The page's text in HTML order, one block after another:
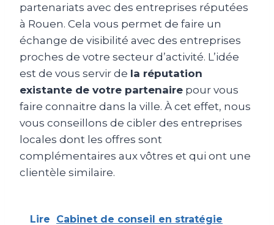
partenariats avec des entreprises réputées
à Rouen. Cela vous permet de faire un
échange de visibilité avec des entreprises
proches de votre secteur d’activité. L’idée
est de vous servir de la réputation
existante de votre partenaire pour vous
faire connaitre dans la ville. À cet effet, nous
vous conseillons de cibler des entreprises
locales dont les offres sont
complémentaires aux vôtres et qui ont une
clientèle similaire.
Lire Cabinet de conseil en stratégie